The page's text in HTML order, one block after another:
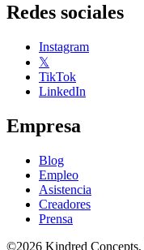
Redes sociales
Instagram
𝕏
TikTok
LinkedIn
Empresa
Blog
Empleo
Asistencia
Creadores
Prensa
©2026 Kindred Concepts,